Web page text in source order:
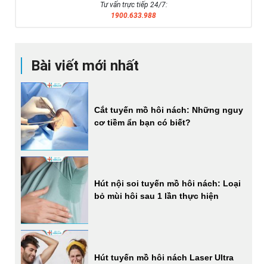
Bài viết mới nhất
Cắt tuyến mồ hôi nách: Những nguy
cơ tiềm ẩn bạn có biết?
Hút nội soi tuyến mồ hôi nách: Loại
bỏ mùi hôi sau 1 lần thực hiện
Hút tuyến mồ hôi nách Laser Ultra
Tư vấn trực tiếp 24/7:
1900.633.988